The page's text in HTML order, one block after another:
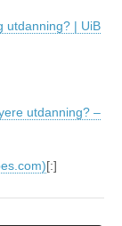
utdanning? | UiB
utdanning? –
[:]